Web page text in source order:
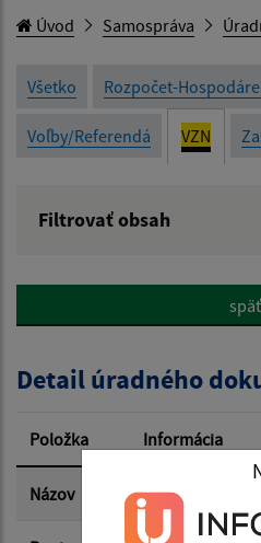
Úvod Samospráva
Všetko Rozpočet-
Voľby/Referendá VZN
Filtrovať obsah
Popis:
Dátum zverejnenia od:
Dátum zverejnenia do:
späť
Detail úradného
Položka Informácia
Názov VZN o